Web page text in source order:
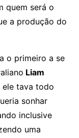
quem será o
a produção do
o primeiro a se
Liam
ele tava todo
sonhar
inclusive
uma